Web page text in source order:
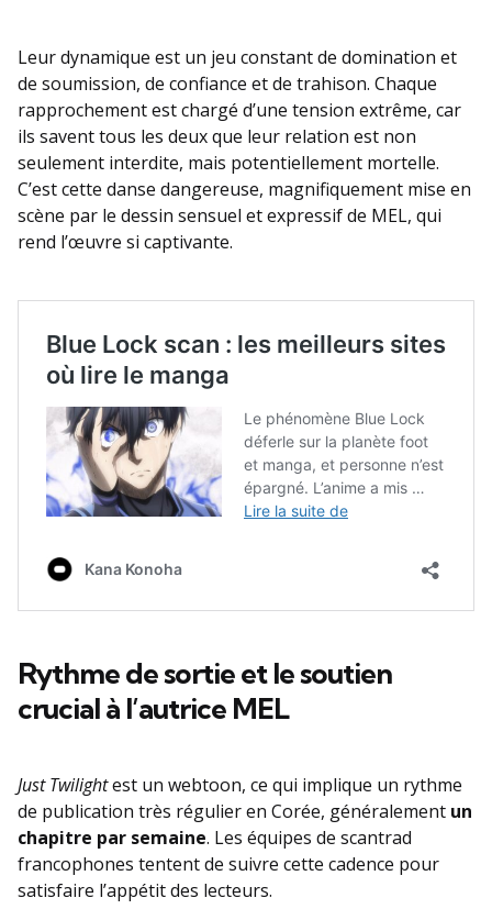
Leur dynamique est un jeu constant de domination et
de soumission, de confiance et de trahison. Chaque
rapprochement est chargé d’une tension extrême, car
ils savent tous les deux que leur relation est non
seulement interdite, mais potentiellement mortelle.
C’est cette danse dangereuse, magnifiquement mise en
scène par le dessin sensuel et expressif de MEL, qui
rend l’œuvre si captivante.
Rythme de sortie et le soutien
crucial à l’autrice MEL
Just Twilightest un webtoon, ce qui implique un rythme
de publication très régulier en Corée, généralement un
chapitre par semaine. Les équipes de scantrad
francophones tentent de suivre cette cadence pour
satisfaire l’appétit des lecteurs.